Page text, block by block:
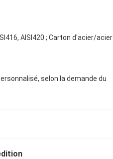
AISI420 ; Carton d'acier/acier
selon la demande du